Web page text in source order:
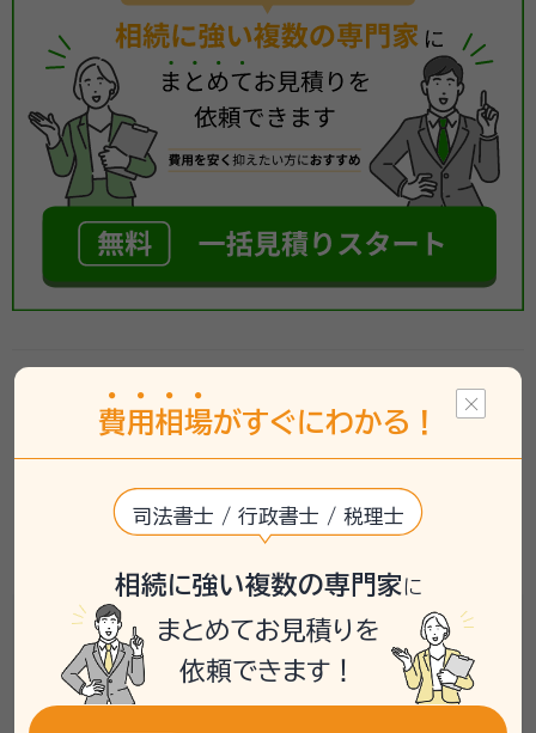
相続のお悩みは、
いい相続の提携専門家にお任せください
大切な方を亡くしたばかりの中、やらなければならない難しい手続
がたくさんあるのは、ご家族にとって大きな負担
keyboard_arrow_down
相続に必要な手続きは
こんなにあります
assignment 戸籍収集
費用 相場がすぐにわかる！
司法書士 / 行政書士 / 税理士
相続に強い複数の専門家に
まとめてお見積りを
依頼できます！